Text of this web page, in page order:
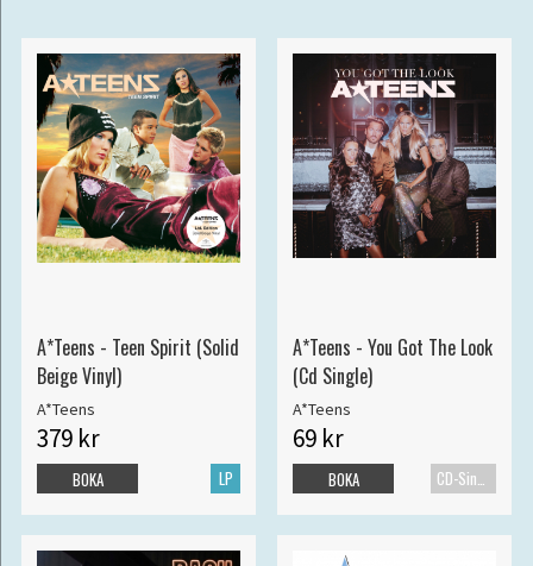
A*Teens - Teen Spirit (Solid
Beige Vinyl)
A*Teens
379 kr
LP
BOKA
A*Teens - You Got The Look
(Cd Single)
A*Teens
69 kr
BOKA